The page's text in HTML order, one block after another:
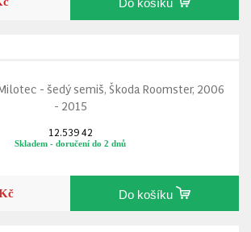
- šedý semiš, Škoda Roomster, 2006
- 2015
12.539 42
Skladem - doručení do 2 dnů
Do košíku